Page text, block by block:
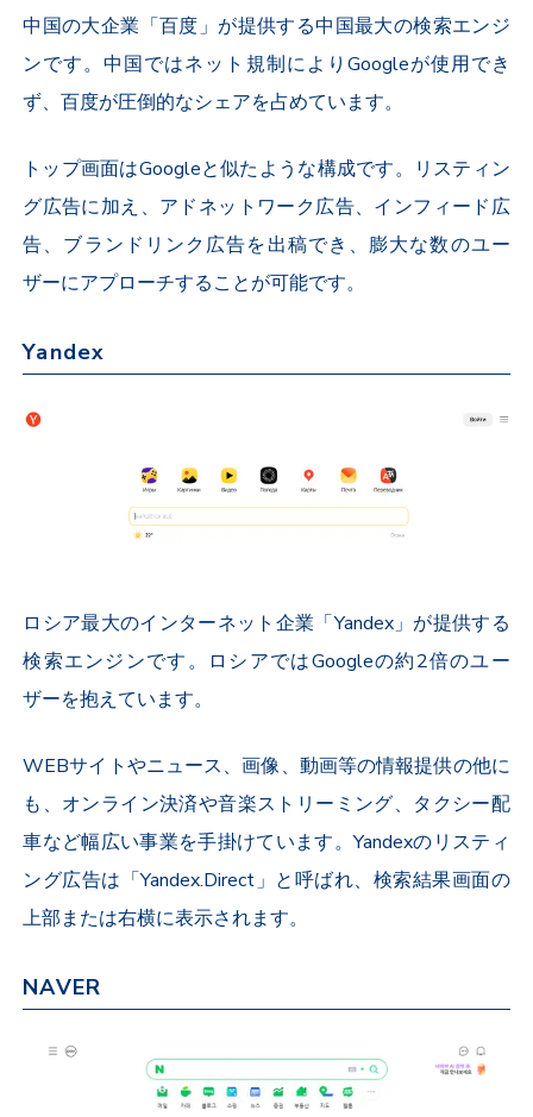
中国の大企業「百度」が提供する中国最大の検索エンジ
ンです。中国ではネット規制によりGoogleが使用でき
ず、百度が圧倒的なシェアを占めています。
トップ画面はGoogleと似たような構成です。リスティン
グ広告に加え、アドネットワーク広告、インフィード広
告、ブランドリンク広告を出稿でき、膨大な数のユー
ザーにアプローチすることが可能です。
Yandex
ロシア最大のインターネット企業「Yandex」が提供する
検索エンジンです。ロシアではGoogleの約2倍のユー
ザーを抱えています。
WEBサイトやニュース、画像、動画等の情報提供の他に
も、オンライン決済や音楽ストリーミング、タクシー配
車など幅広い事業を手掛けています。Yandexのリスティ
ング広告は「Yandex.Direct」と呼ばれ、検索結果画面の
上部または右横に表示されます。
NAVER